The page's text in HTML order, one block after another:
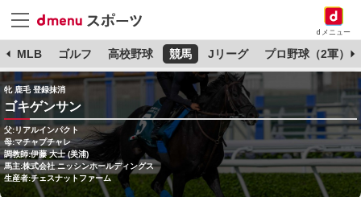
dメニュー
MLB ゴルフ 高校野球 競馬 Jリーグ プロ野球（2軍）
牝 鹿毛 登録抹消
ゴキゲンサン
父:リアルインパクト
母:マチャプチャレ
調教師:伊藤 大士 (美浦)
馬主:株式会社 ニッシンホールディングス
生産者:チェスナットファーム